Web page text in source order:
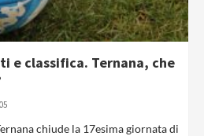
e classifica. Ternana, che
chiude la 17esima giornata di